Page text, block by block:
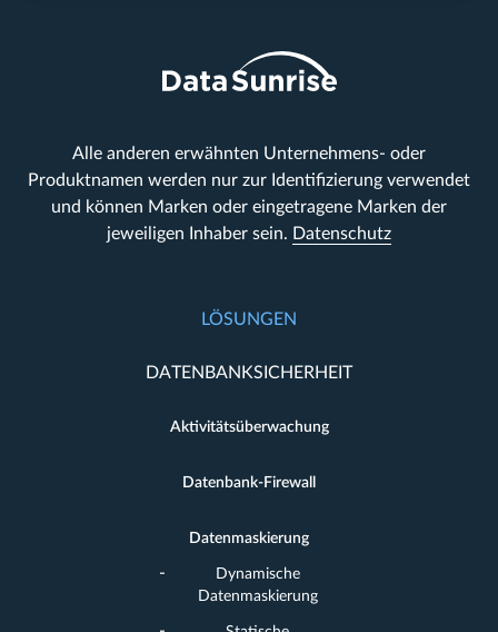
Alle anderen erwähnten Unternehmens- oder
Produktnamen werden nur zur Identifizierung verwendet
und können Marken oder eingetragene Marken der
jeweiligen Inhaber sein. Datenschutz
LÖSUNGEN
DATENBANKSICHERHEIT
Aktivitätsüberwachung
Datenbank-Firewall
Datenmaskierung
Dynamische
Datenmaskierung